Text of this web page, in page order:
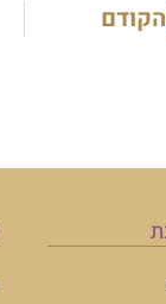
הקודם